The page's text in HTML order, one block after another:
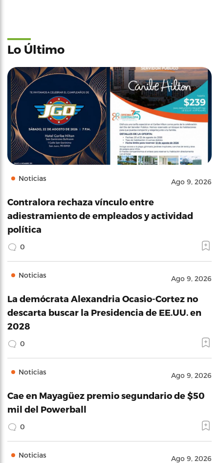
Lo Último
Noticias Ago 9, 2026
Contralora rechaza vínculo entre
adiestramiento de empleados y actividad
política
0
Noticias Ago 9, 2026
La demócrata Alexandria Ocasio-Cortez no
descarta buscar la Presidencia de EE.UU. en
2028
0
Noticias Ago 9, 2026
Cae en Mayagüez premio segundario de $50
mil del Powerball
0
Noticias Ago 9, 2026